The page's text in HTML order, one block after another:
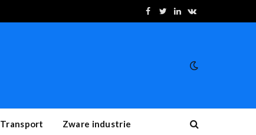
Facebook
TwitterLinkedInVKontakte
Transport Zware industrie